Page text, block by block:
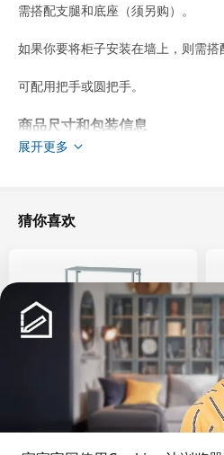
需搭配支腿和底座（须另购）。
如果你要将柜子安装在墙上，则需搭
可配用把手或圆把手。
商品尺寸和包装信息
深度
框架，纵深
包装信息
此商品包含10个包装
STENSUND 史丹桑德
204.517.27
展开更多
猜你喜欢